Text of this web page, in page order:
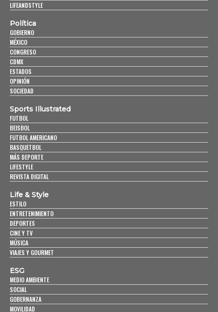
LIFEANDSTYLE
Política
GOBIERNO
MÉXICO
CONGRESO
CDMX
ESTADOS
OPINIÓN
SOCIEDAD
Sports Illustrated
FUTBOL
BEISBOL
FUTBOL AMERICANO
BASQUETBOL
MÁS DEPORTE
LIFESTYLE
REVISTA DIGITAL
Life & Style
ESTILO
ENTRETENIMIENTO
DEPORTES
CINE Y TV
MÚSICA
VIAJES Y GOURMET
ESG
MEDIO AMBIENTE
SOCIAL
GOBERNANZA
MOVILIDAD